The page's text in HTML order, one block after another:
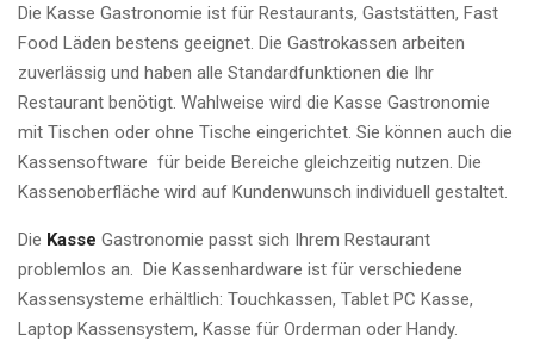
Die Kasse Gastronomie ist für Restaurants, Gaststätten, Fast
Food Läden bestens geeignet. Die Gastrokassen arbeiten
zuverlässig und haben alle Standardfunktionen die Ihr
Restaurant benötigt. Wahlweise wird die Kasse Gastronomie
mit Tischen oder ohne Tische eingerichtet. Sie können auch die
Kassensoftware für beide Bereiche gleichzeitig nutzen. Die
Kassenoberfläche wird auf Kundenwunsch individuell gestaltet.
Die Kasse Gastronomie passt sich Ihrem Restaurant
problemlos an. Die Kassenhardware ist für verschiedene
Kassensysteme erhältlich: Touchkassen, Tablet PC Kasse,
Laptop Kassensystem, Kasse für Orderman oder Handy.